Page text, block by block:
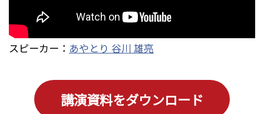
スピーカー： あやとり 谷川 雄亮
講演資料をダウンロード